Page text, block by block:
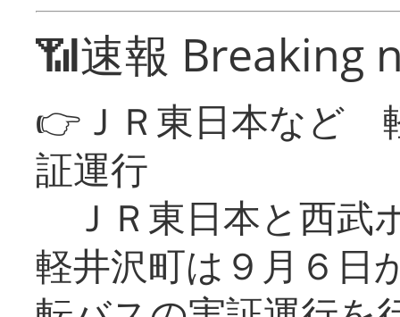
📶速報 Breaking
👉ＪＲ東日本など
証運行
ＪＲ東日本と西武
軽井沢町は９月６日